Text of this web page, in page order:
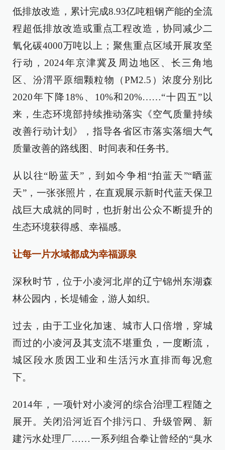
低排放改造，累计完成8.93亿吨粗钢产能的全流
程超低排放改造或重点工程改造，协同减少二
氧化碳4000万吨以上；聚焦重点区域开展攻坚
行动，2024年京津冀及周边地区、长三角地
区、汾渭平原细颗粒物（PM2.5）浓度分别比
2020年下降18%、10%和20%……“十四五”以
来，生态环境部持续推动落实《空气质量持续
改善行动计划》，指导各省区市落实落细大气
质量改善的路线图、时间表和任务书。
从以往“盼蓝天”，到如今争相“拍蓝天”“晒蓝
天”，一张张照片，在直观展示新时代蓝天保卫
战巨大成就的同时，也折射出公众不断提升的
生态环境获得感、幸福感。
让每一片水域都成为幸福源泉
深秋时节，位于小凌河北岸的辽宁锦州东湖森
林公园内，长堤铺金，游人如织。
过去，由于工业化加速、城市人口倍增，穿城
而过的小凌河及其支流不堪重负，一度断流，
城区段水质因工业和生活污水直排而每况愈
下。
2014年，一项针对小凌河的综合治理工程随之
展开。关闭沿河近百个排污口、升级管网、新
建污水处理厂……一系列组合拳让曾经的“臭水